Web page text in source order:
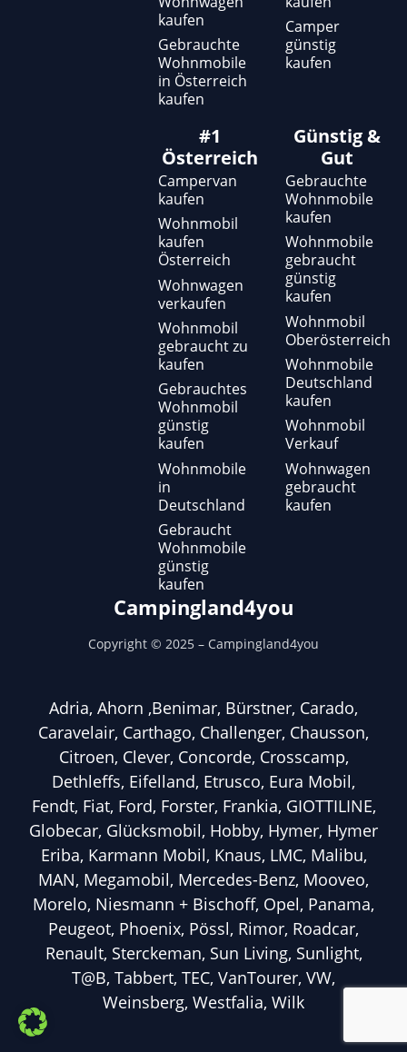
kaufen
Gebrauchte
Wohnmobile
in Österreich
kaufen
Camper
günstig
kaufen
#1
Österreich
Campervan
kaufen
Wohnmobil
kaufen
Österreich
Wohnwagen
verkaufen
Wohnmobil
gebraucht zu
kaufen
Gebrauchtes
Wohnmobil
günstig
kaufen
Wohnmobile
in
Deutschland
Gebraucht
Wohnmobile
günstig
kaufen
Günstig &
Gut
Gebrauchte
Wohnmobile
kaufen
Wohnmobile
gebraucht
günstig
kaufen
Wohnmobil
Oberösterreich
Wohnmobile
Deutschland
kaufen
Wohnmobil
Verkauf
Wohnwagen
gebraucht
kaufen
Campingland4you
Copyright © 2025 – Campingland4you
Adria, Ahorn ,Benimar, Bürstner, Carado,
Caravelair, Carthago, Challenger, Chausson,
Citroen, Clever, Concorde, Crosscamp,
Dethleffs, Eifelland, Etrusco, Eura Mobil,
Fendt, Fiat, Ford, Forster, Frankia, GIOTTILINE,
Globecar, Glücksmobil, Hobby, Hymer, Hymer
Eriba, Karmann Mobil, Knaus, LMC, Malibu,
MAN, Megamobil, Mercedes-Benz, Mooveo,
Morelo, Niesmann + Bischoff, Opel, Panama,
Peugeot, Phoenix, Pössl, Rimor, Roadcar,
Renault, Sterckeman, Sun Living, Sunlight,
T@B, Tabbert, TEC, VanTourer, VW,
Weinsberg, Westfalia, Wilk